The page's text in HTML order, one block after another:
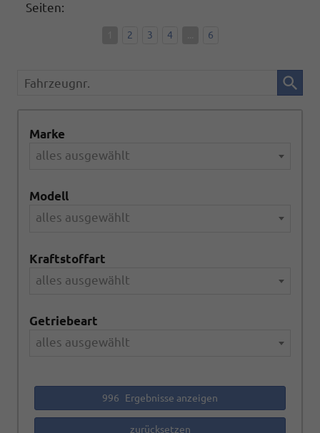
Seiten:
2 3 4 6
Fahrzeugnr.
Marke
alles ausgewählt
Modell
alles ausgewählt
Kraftstoffart
alles ausgewählt
Getriebeart
alles ausgewählt
996 Ergebnisse anzeigen
zurücksetzen